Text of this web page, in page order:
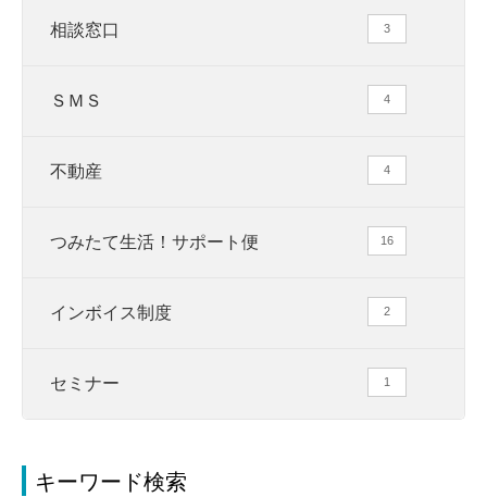
相談窓口 3
ＳＭＳ 4
不動産 4
つみたて生活！サポート便 16
インボイス制度 2
セミナー 1
キーワード検索